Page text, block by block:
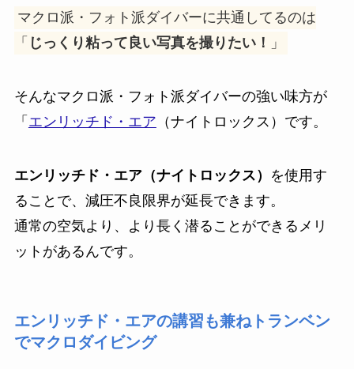
マクロ派・フォト派ダイバーに共通してるのは
「 じっくり粘って良い写真を撮りたい！ 」
そんなマクロ派・フォト派ダイバーの強い味方が
「 エンリッチド・エア （ナイトロックス）です。
エンリッチド・エア（ナイトロックス）
を使用す
ることで、減圧不良限界が延長できます。
通常の空気より、より長く潜ることができるメリ
ットがあるんです。
エンリッチド・エアの講習も兼ねトランベン
でマクロダイビング